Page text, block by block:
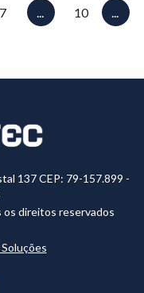
7 ... 10 ...
137 CEP: 79-157.899 -
direitos reservados